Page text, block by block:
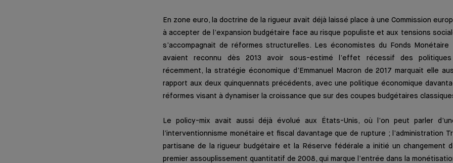
En zone euro, la doctrine de la rigueur avait déjà laissé place à une Commission
à accepter de l’expansion budgétaire face au risque populiste et aux tensions
s’accompagnait de réformes structurelles. Les économistes du Fonds Monétaire
avaient reconnu dès 2013 avoir sous-estimé l’effet récessif des politiques
récemment, la stratégie économique d’Emmanuel Macron de 2017 marquait elle
rapport aux deux quinquennats précédents, avec une politique économique
réformes visant à dynamiser la croissance que sur des coupes budgétaires
Le policy-mix avait aussi déjà évolué aux États-Unis, où l’on peut parler
l’interventionnisme monétaire et fiscal davantage que de rupture ; l’administration
partisane de la rigueur budgétaire et la Réserve fédérale a initié un changement
premier assouplissement quantitatif de 2008, qui marque l’entrée dans la